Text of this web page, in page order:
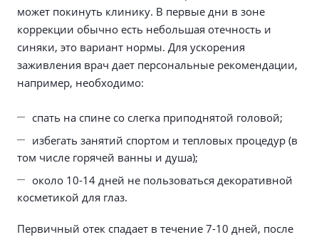
может покинуть клинику. В первые дни в зоне
коррекции обычно есть небольшая отечность и
синяки, это вариант нормы. Для ускорения
заживления врач дает персональные рекомендации,
например, необходимо:
спать на спине со слегка приподнятой головой;
избегать занятий спортом и тепловых процедур (в
том числе горячей ванны и душа);
около 10-14 дней не пользоваться декоративной
косметикой для глаз.
Первичный отек спадает в течение 7-10 дней, после